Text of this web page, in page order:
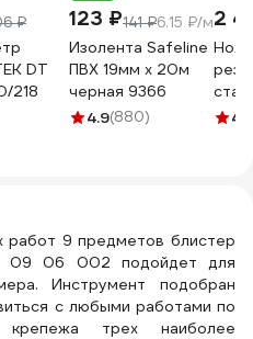
₽
DT
218
123 ₽141 ₽6.15 ₽/м
Изолента Safeline
ПВХ 19мм х 20м
черная 9366
4.9(880)
2
4.5
работ 9 предметов блистер
09 06 002 подойдет для
Инструмент подобран
с любыми работами по
трех наиболее